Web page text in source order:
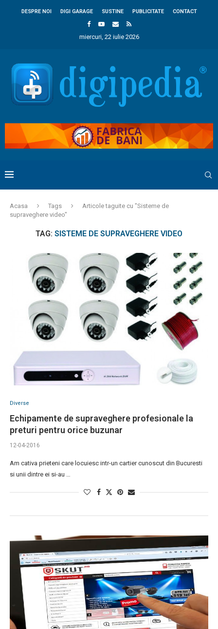
DESPRE NOI DIGI GARAGE SUSTINE PUBLICITATE CONTACT
miercuri, 22 iulie 2026
Acasa Tags
Articole taguite cu "Sisteme de
supraveghere video"
TAG: SISTEME DE SUPRAVEGHERE VIDEO
Diverse
Echipamente de supraveghere profesionale la
preturi pentru orice buzunar
12-04-2016
Am cativa prieteni care locuiesc intr-un cartier cunoscut din Bucuresti
si unii dintre ei si-au …